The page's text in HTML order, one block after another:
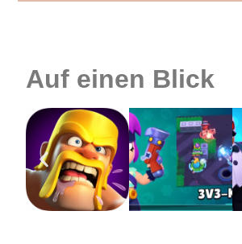
Auf einen Blick